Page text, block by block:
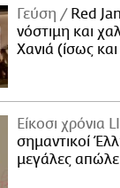
Γεύση
Red
νόστιμη και
Χανιά (ίσως
Είκοσι χρόνια
σημαντικοί
μεγάλες